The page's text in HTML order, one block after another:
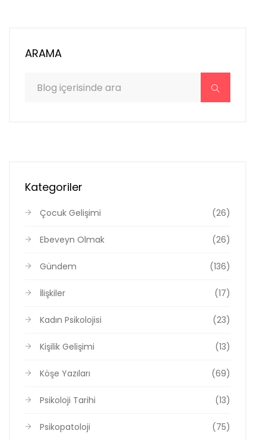
ARAMA
Kategoriler
Çocuk Gelişimi (26)
Ebeveyn Olmak (26)
Gündem (136)
İlişkiler (17)
Kadın Psikolojisi (23)
Kişilik Gelişimi (13)
Köşe Yazıları (69)
Psikoloji Tarihi (13)
Psikopatoloji (75)